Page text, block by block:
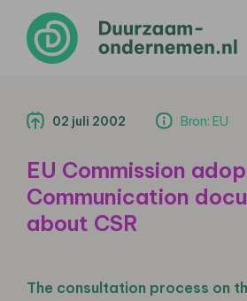
02 juli 2002 Bron: EU
EU Commission
Communication
about CSR
The consultation process on